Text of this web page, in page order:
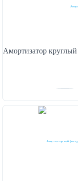
Амортизатор